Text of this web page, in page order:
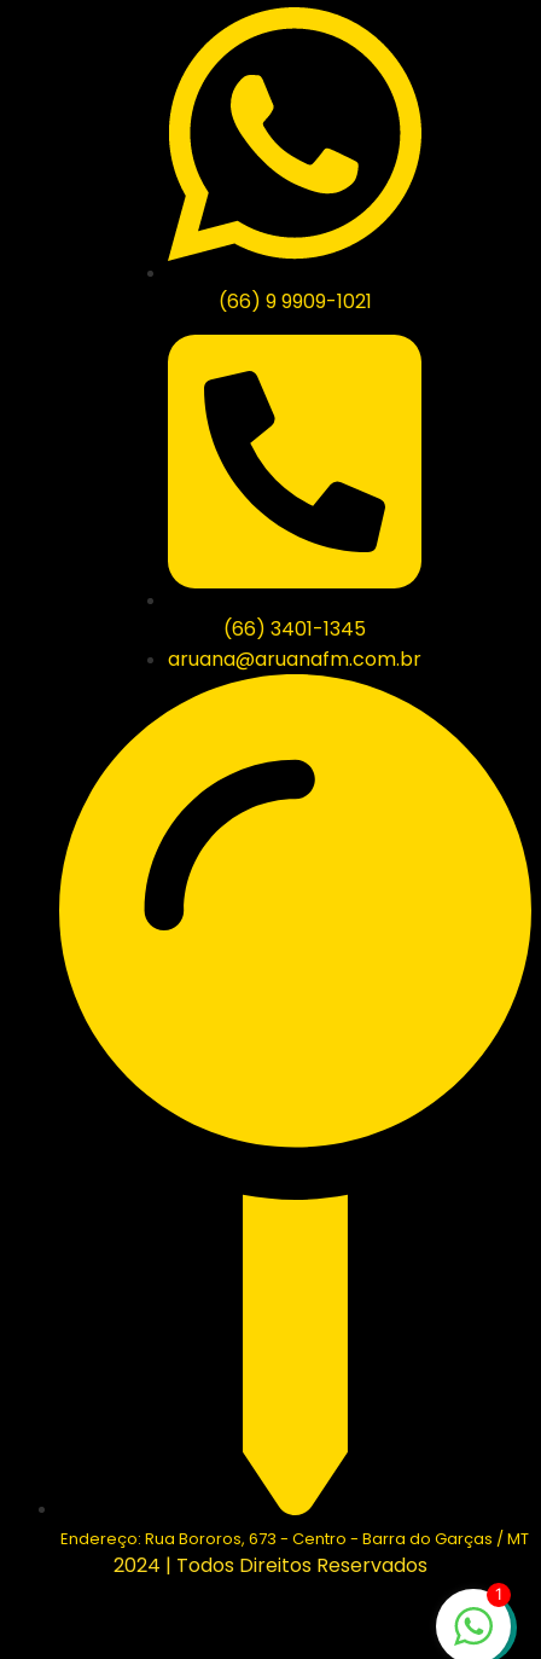
(66) 9 9909-1021
(66) 3401-1345
aruana@aruanafm.com.br
Endereço: Rua Bororos, 673 - Centro - Barra do Garças / MT
2024 | Todos Direitos Reservados
1